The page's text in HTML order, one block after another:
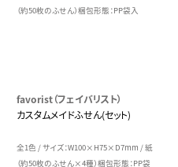
（約50枚のふせん）梱包形態：PP袋入
favorist（フェイバリスト）
カスタムメイドふせん(セット)
全1色 / サイズ：W100×H75×D7mm / 紙
（約50枚のふせん×4種）梱包形態：PP袋